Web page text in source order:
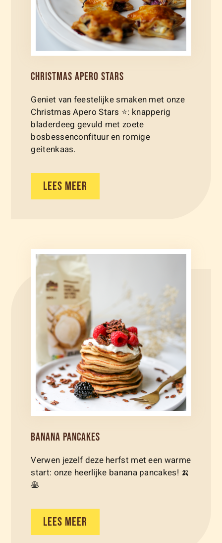
CHRISTMAS APERO STARS
Geniet van feestelijke smaken met onze
Christmas Apero Stars ⭐: knapperig
bladerdeeg gevuld met zoete
bosbessenconfituur en romige
geitenkaas.
LEES MEER
BANANA PANCAKES
Verwen jezelf deze herfst met een warme
start: onze heerlijke banana pancakes! 🍌
🥞
LEES MEER